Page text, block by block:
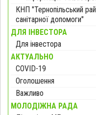
КНП "Тернопільський
санітарної допомоги"
ДЛЯ ІНВЕСТОРА
Для інвестора
АКТУАЛЬНО
COVID-19
Оголошення
Важливо
МОЛОДІЖНА РАДА